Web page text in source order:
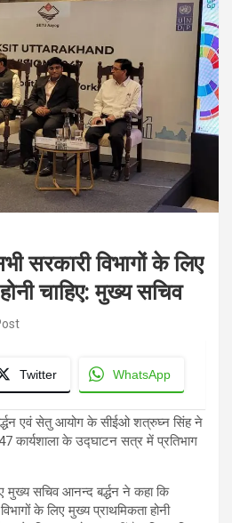
सरकारी विभागों के लिए
चाहिए: मुख्य सचिव
Twitter WhatsApp
एवं सेतु आयोग के सीईओ शत्रुघ्न सिंह ने
कार्यशाला के उद्घाटन सत्र में प्रतिभाग
मुख्य सचिव आनन्द बर्द्धन ने कहा कि
के लिए मुख्य प्राथमिकता होनी